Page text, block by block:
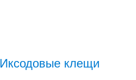
Иксодовые клещи